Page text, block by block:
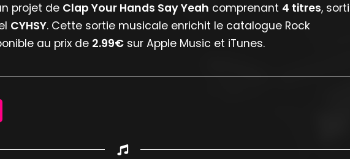
Appuyez sur ENTREE pour valider...
projet de Clap Your Hands Say Yeah comprenant 4 titres,
CYHSY. Cette sortie musicale enrichit le catalogue Rock
au prix de 2.99€ sur Apple Music et iTunes.